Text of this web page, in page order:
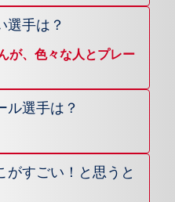
選手は？
が、色々な人とプレー
ル選手は？
がすごい！と思うと